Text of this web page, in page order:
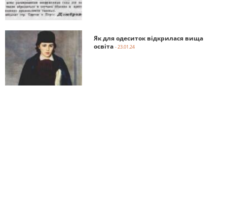
Як для одеситок відкрилася вища
освіта - 23.01.24